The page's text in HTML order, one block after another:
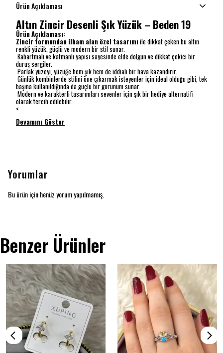
Ürün Açıklaması
Altın Zincir Desenli Şık Yüzük – Beden 19
Ürün Açıklaması:
Zincir formundan ilham alan özel tasarımıile dikkat çeken bu altın
renkli yüzük, güçlü ve modern bir stil sunar.
Kabartmalı ve katmanlı yapısı sayesinde elde dolgun ve dikkat çekici bir
duruş sergiler.
Parlak yüzeyi, yüzüğe hem şık hem de iddialı bir hava kazandırır.
Günlük kombinlerde stilini öne çıkarmak isteyenler için ideal olduğu gibi, tek
başına kullanıldığında da güçlü bir görünüm sunar.
Modern ve karakterli tasarımları sevenler için şık bir hediye alternatifi
olarak tercih edilebilir.
<
Devamını Göster
Yorumlar
Bu ürün için henüz yorum yapılmamış.
Benzer Ürünler